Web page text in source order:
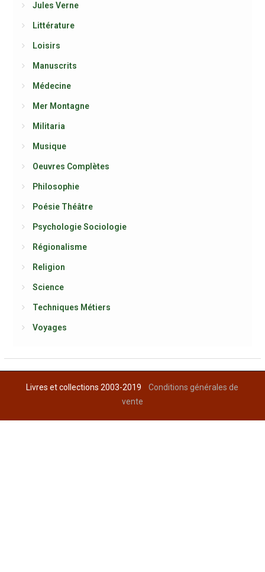
Jules Verne
Littérature
Loisirs
Manuscrits
Médecine
Mer Montagne
Militaria
Musique
Oeuvres Complètes
Philosophie
Poésie Théâtre
Psychologie Sociologie
Régionalisme
Religion
Science
Techniques Métiers
Voyages
Livres et collections 2003-2019Conditions générales de
vente